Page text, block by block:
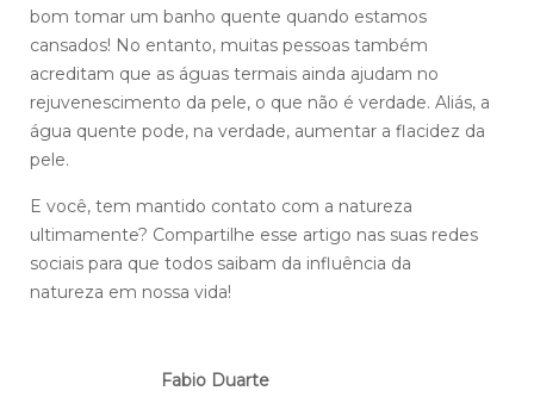
bom tomar um banho quente quando estamos
cansados! No entanto, muitas pessoas também
acreditam que as águas termais ainda ajudam no
rejuvenescimento da pele, o que não é verdade. Aliás, a
água quente pode, na verdade, aumentar a flacidez da
pele.
E você, tem mantido contato com a natureza
ultimamente? Compartilhe esse artigo nas suas redes
sociais para que todos saibam da influência da
natureza em nossa vida!
Fabio Duarte